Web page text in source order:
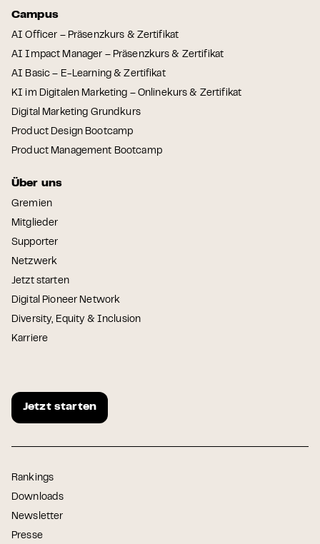
Campus
AI Officer – Präsenzkurs & Zertifikat
AI Impact Manager – Präsenzkurs & Zertifikat
AI Basic – E-Learning & Zertifikat
KI im Digitalen Marketing – Onlinekurs & Zertifikat
Digital Marketing Grundkurs
Product Design Bootcamp
Product Management Bootcamp
Über uns
Gremien
Mitglieder
Supporter
Netzwerk
Jetzt starten
Digital Pioneer Network
Diversity, Equity & Inclusion
Karriere
Jetzt starten
Rankings
Downloads
Newsletter
Presse